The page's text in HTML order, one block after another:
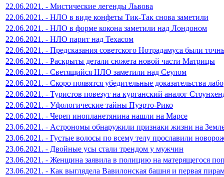
22.06.2021. - Мистические легенды Львова
22.06.2021. - НЛО в виде конфеты Тик-Так снова заметили
22.06.2021. - НЛО в форме кокона заметили над Лондоном
22.06.2021. - НЛО парит над Техасом
22.06.2021. - Предсказания советского Нотрадамуса были
22.06.2021. - Раскрыты детали сюжета новой части Матрицы
22.06.2021. - Светящийся НЛО заметили над Сеулом
22.06.2021. - Скоро появятся убедительные доказательства
22.06.2021. - Туристов повезут на курганский аналог
22.06.2021. - Уфологические тайны Пуэрто-Рико
22.06.2021. - Череп инопланетянина нашли на Марсе
23.06.2021. - Астрономы обнаружили признаки жизни на
23.06.2021. - Густые волосы по всему телу прославили
23.06.2021. - Двойные усы стали трендом у мужчин
23.06.2021. - Женщина заявила в полицию на матерящегося
23.06.2021. - Как выглядела Вавилонская башня и первая